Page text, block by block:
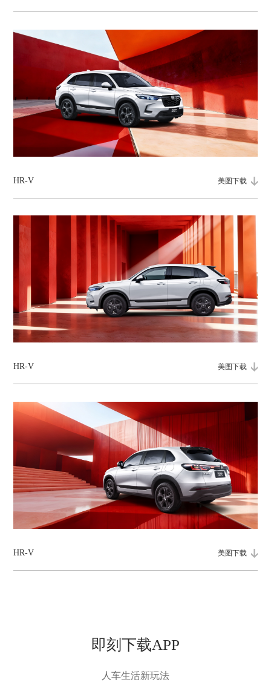
HR-V 美图下载
HR-V 美图下载
HR-V 美图下载
即刻下载APP
人车生活新玩法